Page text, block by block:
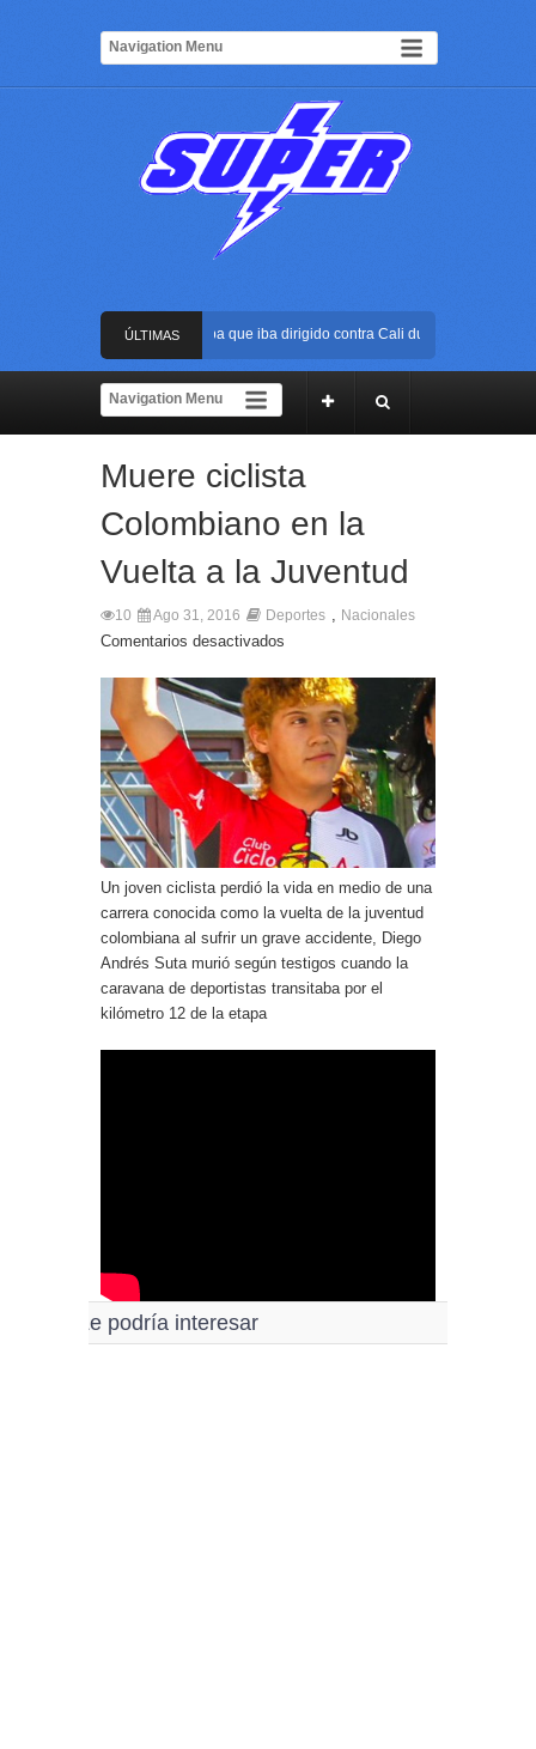
ÚLTIMAS
NOTICIAS
atentado con bus bomba que iba dirigido contra Cali durante la posesión
Arena USC será el escenario de la posesión presidencial de Abelardo de la
reacción policial evitó que presunto agresor escapara tras atacar a una
atentado con bus bomba que iba dirigido contra Cali durante la posesión
Muere ciclista
Colombiano en la
Vuelta a la Juventud
10 Ago 31, 2016 Deportes , Nacionales
Comentarios desactivados
Un joven ciclista perdió la vida en medio de una
carrera conocida como la vuelta de la juventud
colombiana al sufrir un grave accidente, Diego
Andrés Suta murió según testigos cuando la
caravana de deportistas transitaba por el
kilómetro 12 de la etapa
Le podría interesar